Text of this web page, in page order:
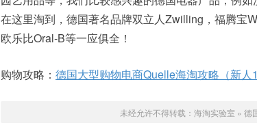
在这里淘到，德国著名品牌双立人Zwilling，福腾宝
欧乐比Oral-B等一应俱全！
购物攻略： 德国大型购物电商Quelle海淘攻略（新人
未经允许不得转载： 海淘实验室 » 德